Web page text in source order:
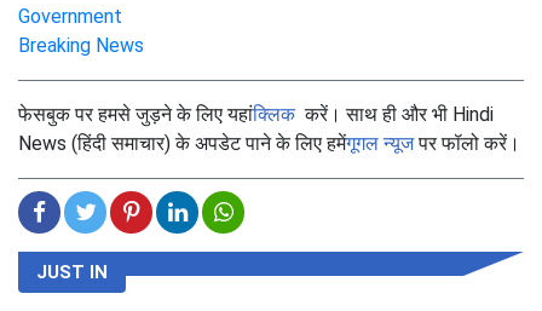
Government
Breaking News
फेसबुक पर हमसे जुड़ने के लिए यहांक्लिककरें। साथ ही और भी Hindi
News (हिंदी समाचार) के अपडेट पाने के लिए हमेंगूगल न्यूजपर फॉलो करें।
JUST IN